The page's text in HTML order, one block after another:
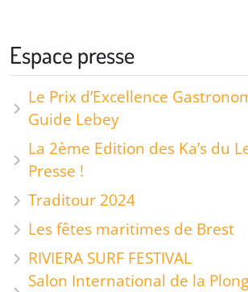
Espace presse
Le Prix d’Excellence
Guide Lebey
La 2ème Edition des Ka’s du
Presse !
Traditour 2024
Les fêtes maritimes de Brest
RIVIERA SURF FESTIVAL
Salon International de la